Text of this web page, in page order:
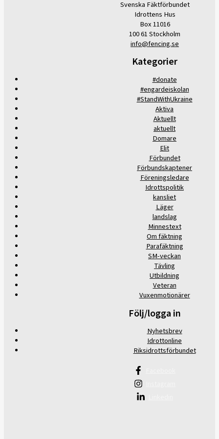
Svenska Fäktförbundet
Idrottens Hus
Box 11016
100 61 Stockholm
info@fencing.se
Kategorier
#donate
#engardeiskolan
#StandWithUkraine
Aktiva
Aktuellt
aktuellt
Domare
Elit
Förbundet
Förbundskaptener
Föreningsledare
Idrottspolitik
kansliet
Läger
landslag
Minnestext
Om fäktning
Parafäktning
SM-veckan
Tävling
Utbildning
Veteran
Vuxenmotionärer
Följ/logga in
Nyhetsbrev
Idrottonline
Riksidrottsförbundet